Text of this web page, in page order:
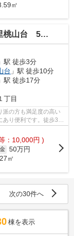
㎡
山台 5号棟
」駅 徒歩3分
台 」駅 徒歩10分
」駅 徒歩17分
丁目
派の方も満足度の高い
り便利です。徒歩3分
：10,000円 )
50万円
㎡
次の30件へ
棟を表示